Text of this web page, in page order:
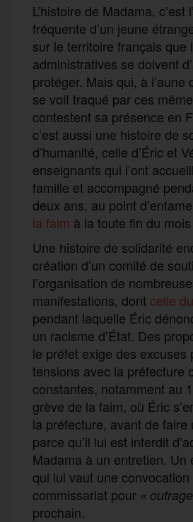
L’histoire de Madama, c’est
fréquente d’un jeune
sur le territoire français que
administratives se doivent
protéger. Mais qui, à l’aune
se voit traqué par ces
contestent sa présence en
c’est aussi une histoire de
d’humanité, celle d’Éric et
enseignants qui l’ont
famille et accompagné
deux ans, au point
la faim à la toute fin du
Une histoire de solidarité
création d’un comité de
l’organisation de
manifestations, dont celle
pendant laquelle Éric
un racisme d’État. Des
le préfet exige des excuses
tensions avec la préfecture
constantes, notamment au
grève de la faim, où Éric
la préfecture, avant de faire
parce qu’il lui est interdit
Madama à un entretien. Un
qui lui vaut une convocation
commissariat pour « outrage
prochain.